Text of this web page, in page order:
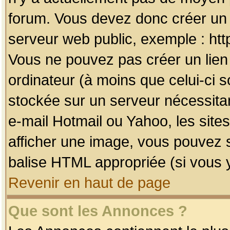
forum. Vous devez donc créer
serveur web public, exemple :
Vous ne pouvez pas créer un
ordinateur (à moins que celui-ci
stockée sur un serveur
e-mail Hotmail ou Yahoo, les
afficher une image, vous pouvez
balise HTML appropriée (si vous
Revenir en haut de page
Que sont les Annonces ?